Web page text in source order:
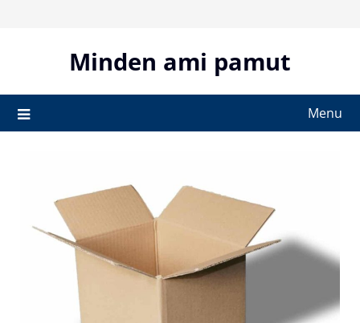
Minden ami pamut
Menu